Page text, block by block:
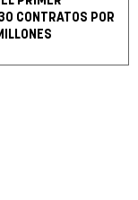
CONTRATOS POR